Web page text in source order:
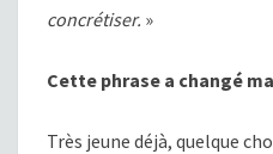
concrétiser. »
Cette phrase a changé
Très jeune déjà, quelque